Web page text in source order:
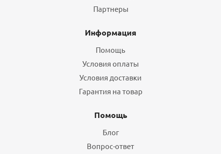
Партнеры
Информация
Помощь
Условия оплаты
Условия доставки
Гарантия на товар
Помощь
Блог
Вопрос-ответ